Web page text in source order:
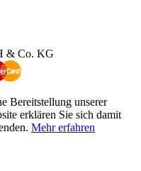
& Co. KG
Bereitstellung unserer
erklären Sie sich damit
Mehr erfahren